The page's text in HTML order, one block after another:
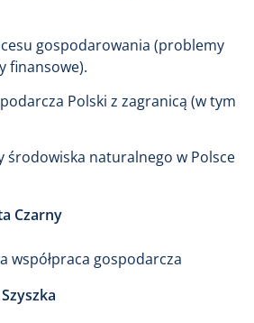
gospodarowania (problemy
finansowe).
Polski z zagranicą (w tym
środowiska naturalnego w Polsce
Czarny
współpraca gospodarcza